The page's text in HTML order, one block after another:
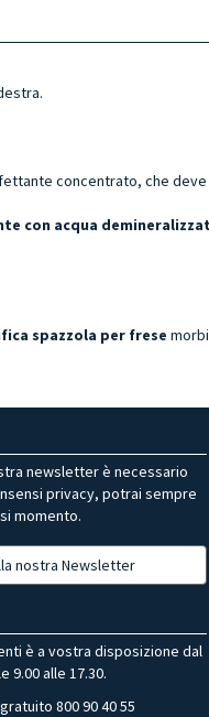
concentrato, che
con acqua
spazzola per frese
newsletter è necessario
privacy, potrai sempre
momento.
nostra Newsletter
è a vostra disposizione dal
9.00 alle 17.30.
800 90 40 55